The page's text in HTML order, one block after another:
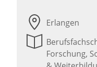
Erlangen
Forschung,